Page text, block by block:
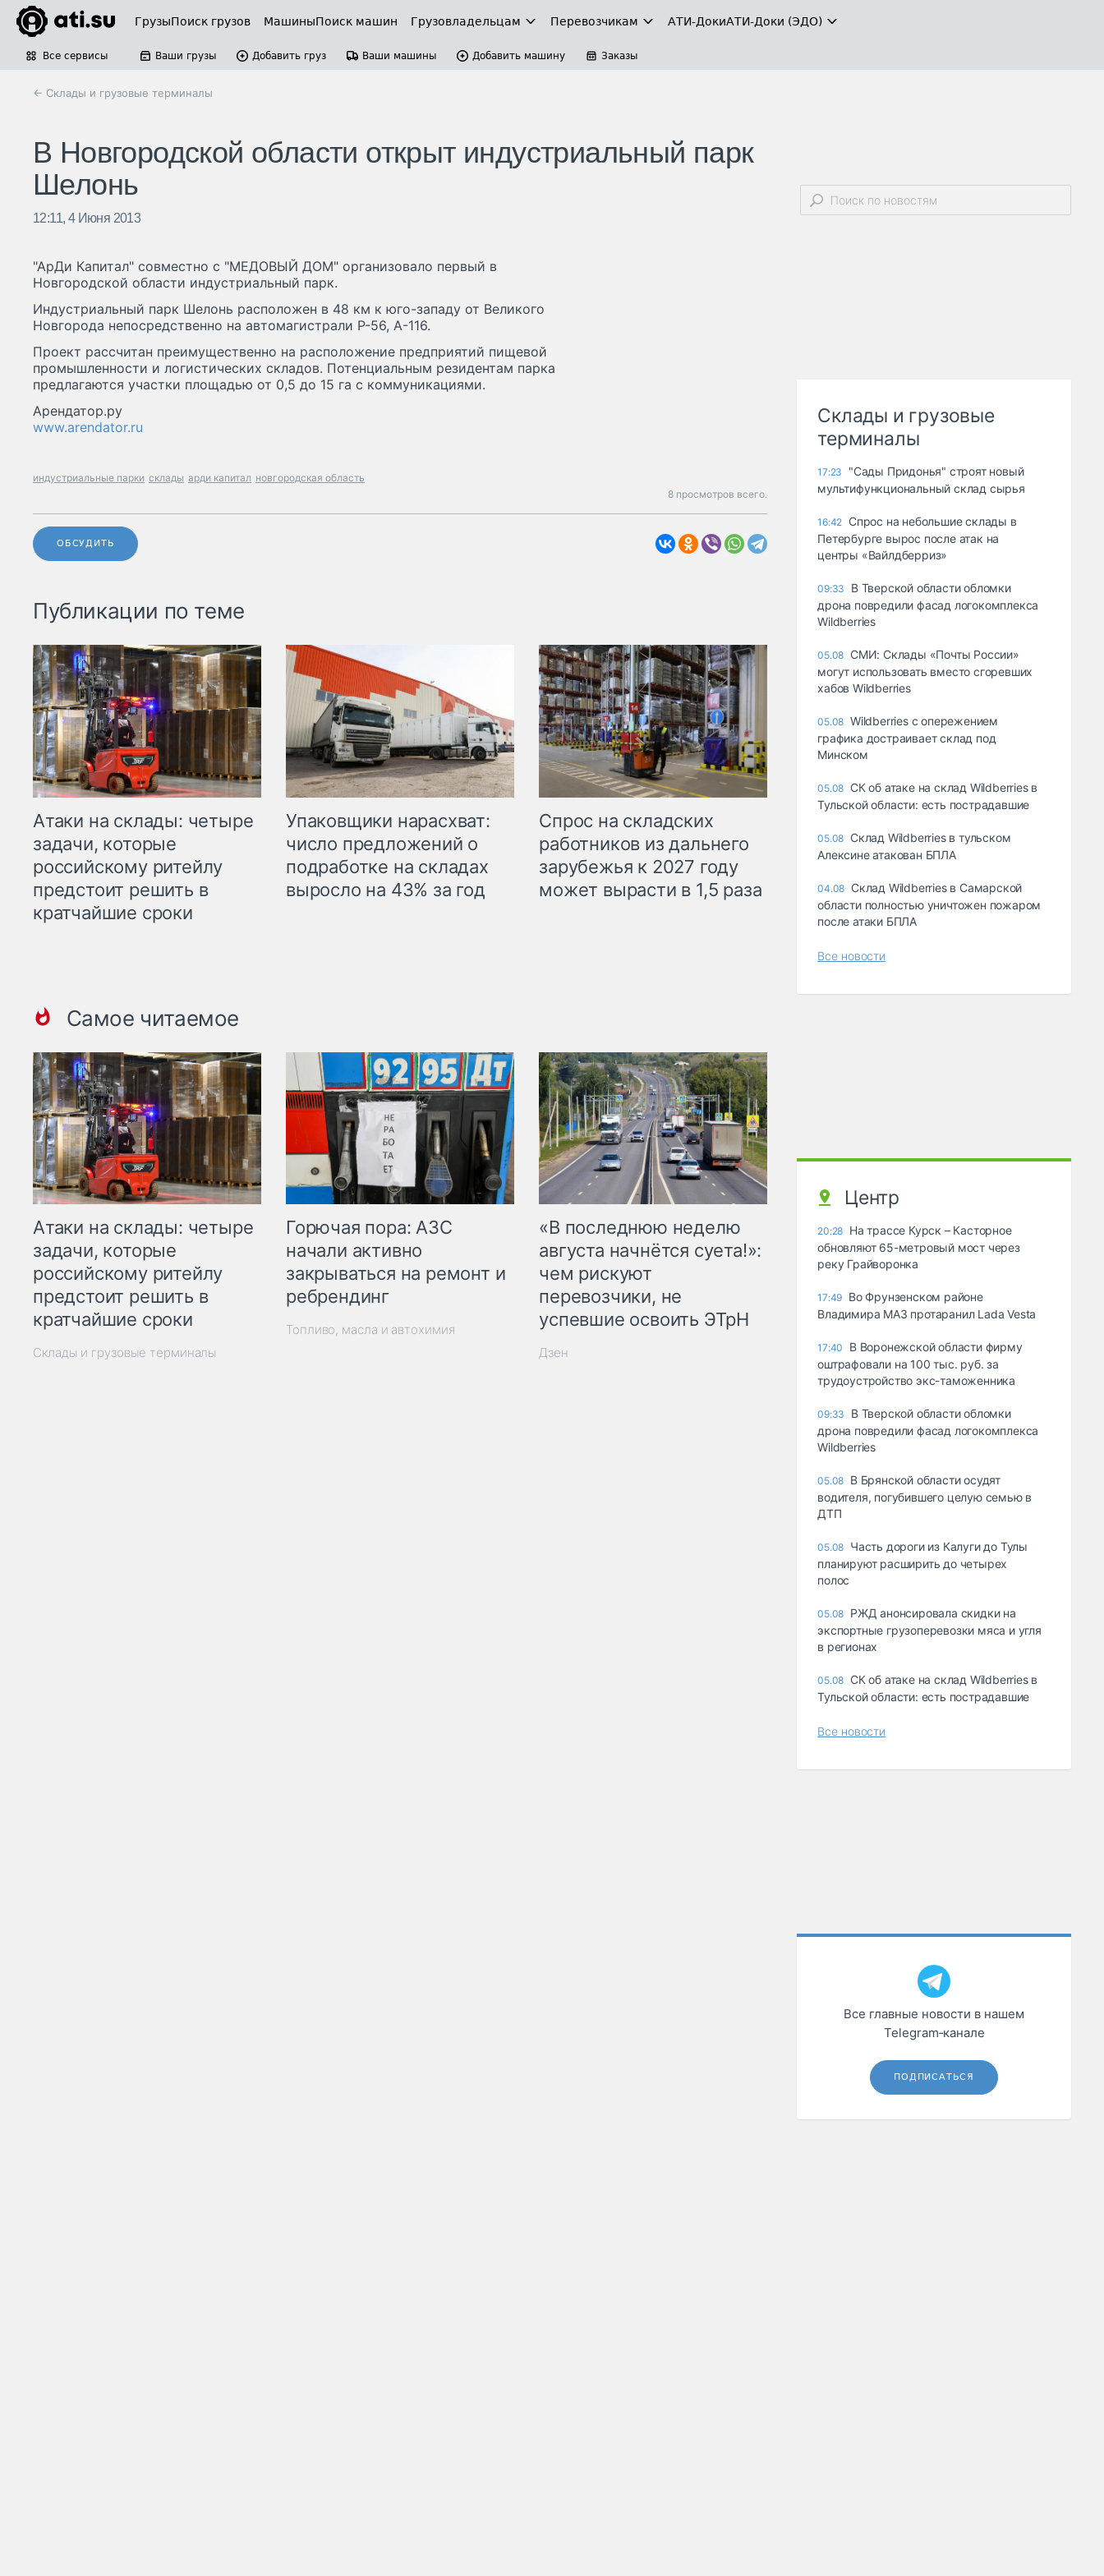
ГрузыПоиск грузов МашиныПоиск машин Грузовладельцам Перевозчикам АТИ-ДокиАТИ-Доки (ЭДО)
Все сервисы Ваши грузы Добавить груз Ваши машины Добавить машину Заказы
← Склады и грузовые терминалы
В Новгородской области открыт индустриальный парк
Шелонь
12:11, 4 Июня 2013
"АрДи Капитал" совместно с "МЕДОВЫЙ ДОМ" организовало первый в
Новгородской области индустриальный парк.
Индустриальный парк Шелонь расположен в 48 км к юго-западу от Великого
Новгорода непосредственно на автомагистрали Р-56, А-116.
Проект рассчитан преимущественно на расположение предприятий пищевой
промышленности и логистических складов. Потенциальным резидентам парка
предлагаются участки площадью от 0,5 до 15 га с коммуникациями.
Арендатор.ру
www.arendator.ru
индустриальные парки склады арди капитал новгородская область
8 просмотров всего.
ОБСУДИТЬ
Публикации по теме
Атаки на склады: четыре
задачи, которые
российскому ритейлу
предстоит решить в
кратчайшие сроки
Упаковщики нарасхват:
число предложений о
подработке на складах
выросло на 43% за год
Спрос на складских
работников из дальнего
зарубежья к 2027 году
может вырасти в 1,5 раза
Самое читаемое
Атаки на склады: четыре
задачи, которые
российскому ритейлу
предстоит решить в
кратчайшие сроки
Склады и грузовые терминалы
Горючая пора: АЗС
начали активно
закрываться на ремонт и
ребрендинг
Топливо, масла и автохимия
«В последнюю неделю
августа начнётся суета!»:
чем рискуют
перевозчики, не
успевшие освоить ЭТрН
Дзен
Склады и грузовые
терминалы
17:23
"Сады Придонья" строят новый
мультифункциональный склад сырья
16:42 Спрос на небольшие склады в
Петербурге вырос после атак на
центры «Вайлдберриз»
09:33
В Тверской области обломки
дрона повредили фасад логокомплекса
Wildberries
05.08 СМИ: Склады «Почты России»
могут использовать вместо сгоревших
хабов Wildberries
05.08 Wildberries с опережением
графика достраивает склад под
Минском
05.08 СК об атаке на склад Wildberries в
Тульской области: есть пострадавшие
05.08 Склад Wildberries в тульском
Алексине атакован БПЛА
04.08 Склад Wildberries в Самарской
области полностью уничтожен пожаром
после атаки БПЛА
Все новости
Центр
20:28 На трассе Курск – Касторное
обновляют 65-метровый мост через
реку Грайворонка
17:49 Во Фрунзенском районе
Владимира МАЗ протаранил Lada Vesta
17:40
В Воронежской области фирму
оштрафовали на 100 тыс. руб. за
трудоустройство экс-таможенника
09:33
В Тверской области обломки
дрона повредили фасад логокомплекса
Wildberries
05.08 В Брянской области осудят
водителя, погубившего целую семью в
ДТП
05.08 Часть дороги из Калуги до Тулы
планируют расширить до четырех
полос
05.08 РЖД анонсировала скидки на
экспортные грузоперевозки мяса и угля
в регионах
05.08 СК об атаке на склад Wildberries в
Тульской области: есть пострадавшие
Все новости
Все главные новости в нашем
Telegram‑канале
ПОДПИСАТЬСЯ